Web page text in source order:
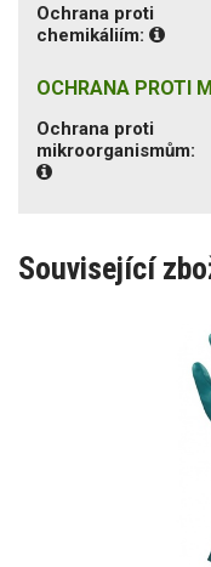
Ochrana proti
chemikáliím:
OCHRANA PROTI
Ochrana proti
mikroorganismům:
Související